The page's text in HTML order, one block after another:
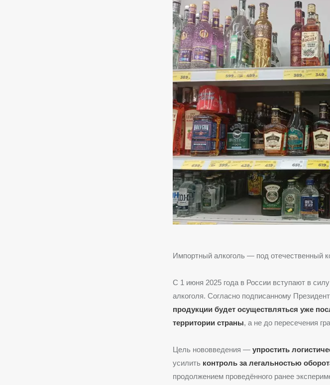
Импортный алкоголь — под отечественный
С 1 июня 2025 года в России вступают в
алкоголя. Согласно подписанному
продукции будет осуществляться уже
территории страны, а не до пересечения
Цель нововведения — упростить
усилить контроль за легальностью
продолжением проведённого ранее